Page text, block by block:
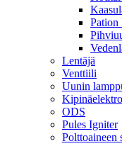
Pation
Lentäjä
Venttiili
Uunin
ODS
Pules Igniter
Polttoaineen